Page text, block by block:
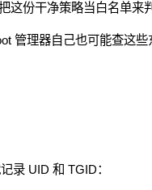
份干净策略当白名单来
管理器自己也可能查这些
录 UID 和 TGID：